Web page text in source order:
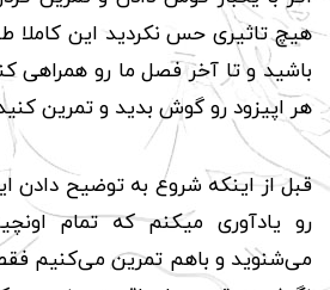
هیچ تاثیری حس‌ نکردید این کاملا
باشید و‌ تا آخر فصل ما رو همراهی
هر اپیزود رو گوش بدید و تمرین
قبل از اینکه شروع به توضیح دادن
رو یادآوری میکنم که‌ تمام
می‌شنوید و باهم تمرین می‌کنیم